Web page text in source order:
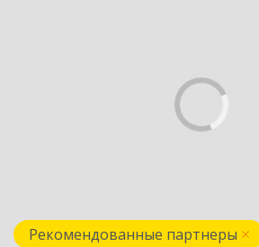
Рекомендованные партнеры